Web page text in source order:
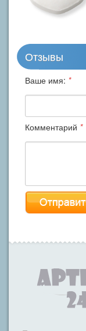
Отзывы
Ваше имя: *
Комментарий *